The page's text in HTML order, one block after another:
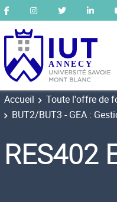
Accueil Toute l'offre de
BUT2/BUT3 - GEA :
RES402